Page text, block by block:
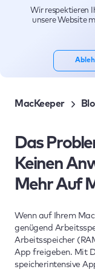
Themen
MacKeeper
Das
Keinen
Mehr Auf
Wenn auf Ihrem
genügend
Arbeitsspeicher
App freigeben. Mit
speicherintensive
Wir respektieren
unsere Website